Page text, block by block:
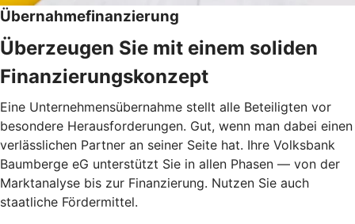
Übernahmefinanzierung
Überzeugen Sie mit einem soliden
Finanzierungskonzept
Eine Unternehmensübernahme stellt alle Beteiligten vor
besondere Herausforderungen. Gut, wenn man dabei einen
verlässlichen Partner an seiner Seite hat. Ihre Volksbank
Baumberge eG unterstützt Sie in allen Phasen — von der
Marktanalyse bis zur Finanzierung. Nutzen Sie auch
staatliche Fördermittel.